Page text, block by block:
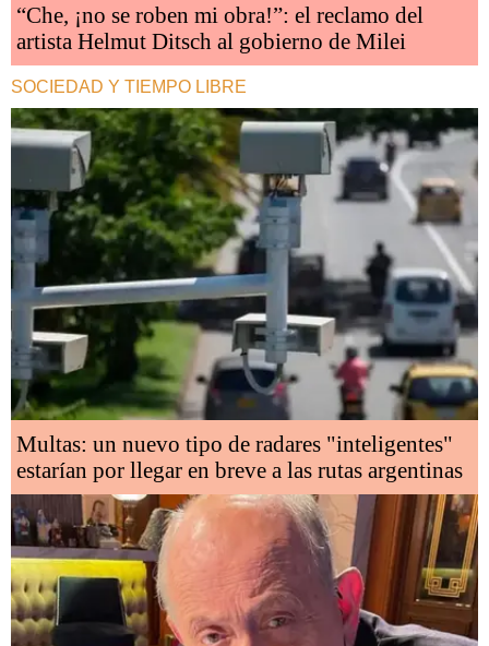
“Che, ¡no se roben mi obra!”: el reclamo del
artista Helmut Ditsch al gobierno de Milei
SOCIEDAD Y TIEMPO LIBRE
Multas: un nuevo tipo de radares "inteligentes"
estarían por llegar en breve a las rutas argentinas